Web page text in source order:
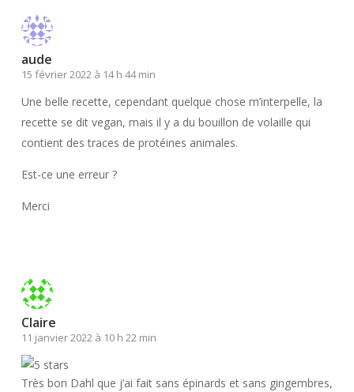
aude
15 février 2022 à 14 h 44 min
Une belle recette, cependant quelque chose m’interpelle, la
recette se dit vegan, mais il y a du bouillon de volaille qui
contient des traces de protéines animales.
Est-ce une erreur ?
Merci
Claire
11 janvier 2022 à 10 h 22 min
Très bon Dahl que j’ai fait sans épinards et sans gingembres,